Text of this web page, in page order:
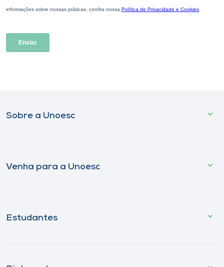
Sobre a Unoesc
Venha para a Unoesc
Estudantes